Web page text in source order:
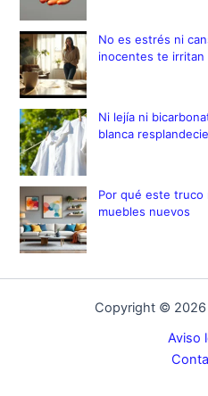
No es estrés ni
inocentes te irritan
Ni lejía ni
blanca
Por qué este truco
muebles nuevos
Copyright © 2026
Aviso